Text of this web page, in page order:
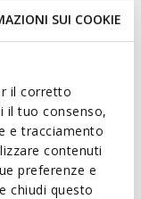
SUI COOKIE
il corretto
il tuo consenso,
e tracciamento
contenuti
preferenze e
chiudi questo
contemporary
refined upper in